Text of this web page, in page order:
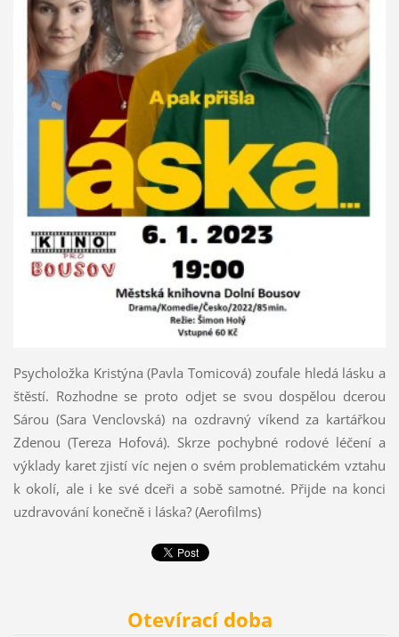
Psycholožka Kristýna (Pavla Tomicová) zoufale hledá lásku a
štěstí. Rozhodne se proto odjet se svou dospělou dcerou
Sárou (Sara Venclovská) na ozdravný víkend za kartářkou
Zdenou (Tereza Hofová). Skrze pochybné rodové léčení a
výklady karet zjistí víc nejen o svém problematickém vztahu
k okolí, ale i ke své dceři a sobě samotné. Přijde na konci
uzdravování konečně i láska? (Aerofilms)
Otevírací doba